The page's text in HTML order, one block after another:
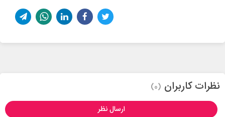
نظرات کاربران (0)
ارسال نظر